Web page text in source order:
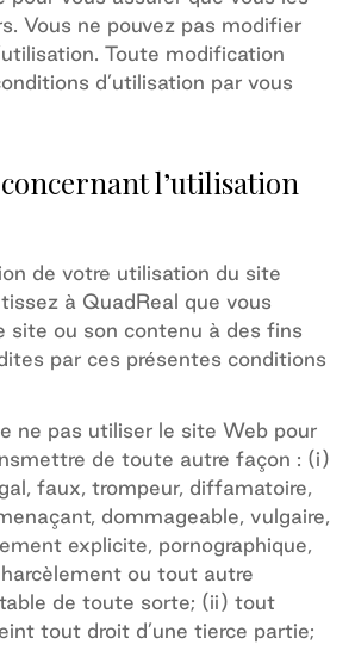
Vous ne pouvez pas modifier
Toute modification
d’utilisation par vous
l’utilisation
de votre utilisation du site
à QuadReal que vous
site ou son contenu à des fins
par ces présentes conditions
ne pas utiliser le site Web pour
de toute autre façon : (i)
faux, trompeur, diffamatoire,
dommageable, vulgaire,
explicite, pornographique,
ou tout autre
de toute sorte; (ii) tout
tout droit d’une tierce partie;